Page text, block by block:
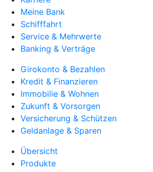
Meine Bank
Schifffahrt
Service & Mehrwerte
Banking & Verträge
Girokonto & Bezahlen
Kredit & Finanzieren
Immobilie & Wohnen
Zukunft & Vorsorgen
Versicherung & Schützen
Geldanlage & Sparen
Übersicht
Produkte